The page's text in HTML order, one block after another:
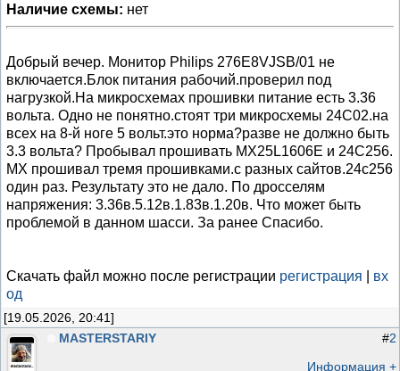
Наличие схемы: нет
Добрый вечер. Монитор Philips 276E8VJSB/01 не
включается.Блок питания рабочий.проверил под
нагрузкой.На микросхемах прошивки питание есть 3.36
вольта. Одно не понятно.стоят три микросхемы 24C02.на
всех на 8-й ноге 5 вольт.это норма?разве не должно быть
3.3 вольта? Пробывал прошивать MX25L1606E и 24C256.
MX прошивал тремя прошивками.с разных сайтов.24c256
один раз. Результату это не дало. По дросселям
напряжения: 3.36в.5.12в.1.83в.1.20в. Что может быть
проблемой в данном шасси. За ранее Спасибо.
Скачать файл можно после регистрации регистрация
вх
од
[19.05.2026, 20:41]
MASTERSTARIY
#2
Информация +